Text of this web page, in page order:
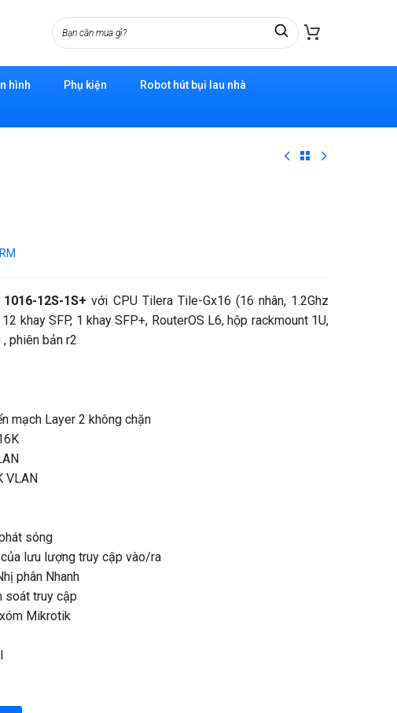
hình Phụ kiện
Robot hút bụi lau nhà
12S-1S+ với CPU Tilera Tile-Gx16 (16 nhân, 1.2Ghz
khay SFP, 1 khay SFP+, RouterOS L6, hộp rackmount 1U,
phiên bản r2
mạch Layer 2 không chặn
VLAN
sóng
lưu lượng truy cập vào/ra
phân Nhanh
soát truy cập
Mikrotik